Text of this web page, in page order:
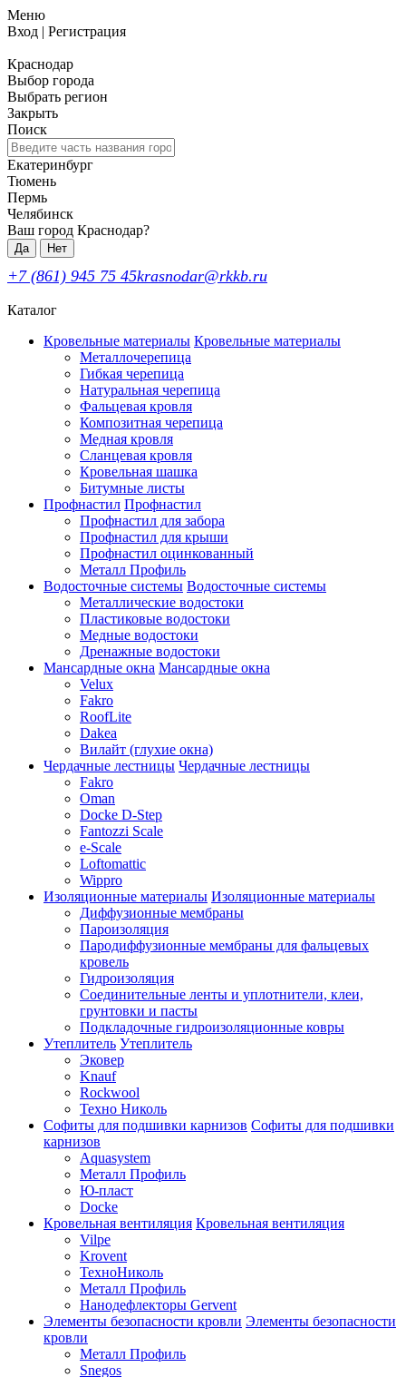
Меню
Вход | Регистрация
Краснодар
Выбор города
Выбрать регион
Закрыть
Поиск
Екатеринбург
Тюмень
Пермь
Челябинск
Ваш город Краснодар?
Да Нет
+7 (861) 945 75 45krasnodar@rkkb.ru
Каталог
Кровельные материалы Кровельные материалы
Металлочерепица
Гибкая черепица
Натуральная черепица
Фальцевая кровля
Композитная черепица
Медная кровля
Сланцевая кровля
Кровельная шашка
Битумные листы
Профнастил Профнастил
Профнастил для забора
Профнастил для крыши
Профнастил оцинкованный
Металл Профиль
Водосточные системы Водосточные системы
Металлические водостоки
Пластиковые водостоки
Медные водостоки
Дренажные водостоки
Мансардные окна Мансардные окна
Velux
Fakro
RoofLite
Dakea
Вилайт (глухие окна)
Чердачные лестницы Чердачные лестницы
Fakro
Oman
Docke D-Step
Fantozzi Scale
e-Scale
Loftomattic
Wippro
Изоляционные материалы Изоляционные материалы
Диффузионные мембраны
Пароизоляция
Пародиффузионные мембраны для фальцевых
кровель
Гидроизоляция
Соединительные ленты и уплотнители, клеи,
грунтовки и пасты
Подкладочные гидроизоляционные ковры
Утеплитель Утеплитель
Эковер
Knauf
Rockwool
Техно Николь
Софиты для подшивки карнизов Софиты для подшивки
карнизов
Aquasystem
Металл Профиль
Ю-пласт
Docke
Кровельная вентиляция Кровельная вентиляция
Vilpe
Krovent
ТехноНиколь
Металл Профиль
Нанодефлекторы Gervent
Элементы безопасности кровли Элементы безопасности
кровли
Металл Профиль
Snegos